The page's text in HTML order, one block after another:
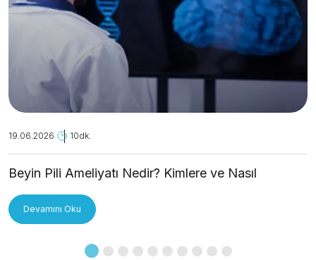
19.06.2026 10dk.
Beyin Pili Ameliyatı Nedir? Kimlere ve Nasıl
Devamını Oku